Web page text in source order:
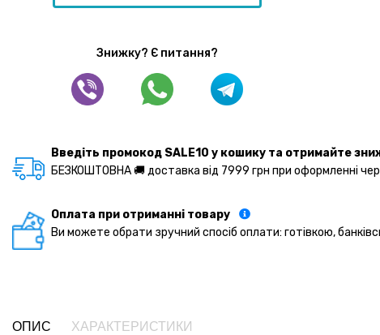
Знижку? Є питання?
Введіть промокод SALE10 у кошику та отримайте
БЕЗКОШТОВНА 🚚 доставка від 7999 грн при оформленні
Оплата при отриманні товару
Ви можете обрати зручний спосіб оплати: готівкою,
ОПИС ХАРАКТЕРИСТИКИ